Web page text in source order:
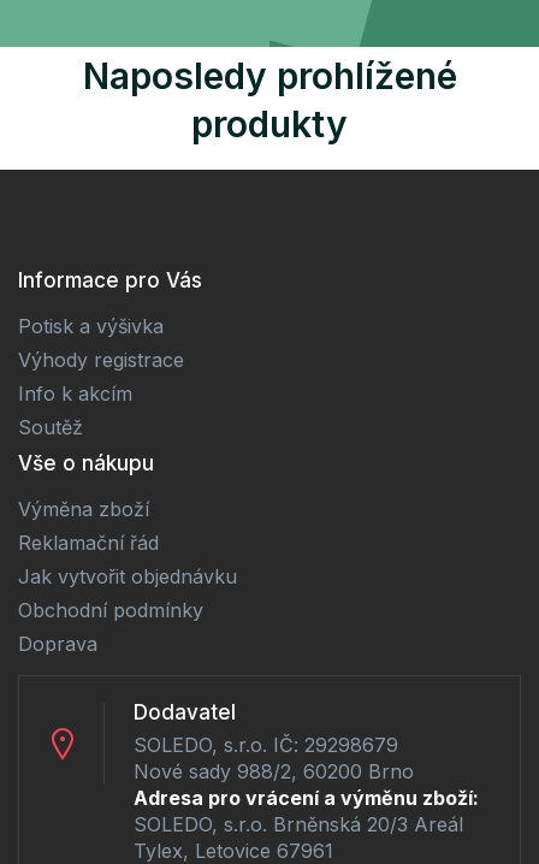
Naposledy prohlížené
produkty
Informace pro Vás
Potisk a výšivka
Výhody registrace
Info k akcím
Soutěž
Vše o nákupu
Výměna zboží
Reklamační řád
Jak vytvořit objednávku
Obchodní podmínky
Doprava
Dodavatel
SOLEDO, s.r.o. IČ: 29298679
Nové sady 988/2, 60200 Brno
Adresa pro vrácení a výměnu zboží:
SOLEDO, s.r.o. Brněnská 20/3 Areál
Tylex, Letovice 67961